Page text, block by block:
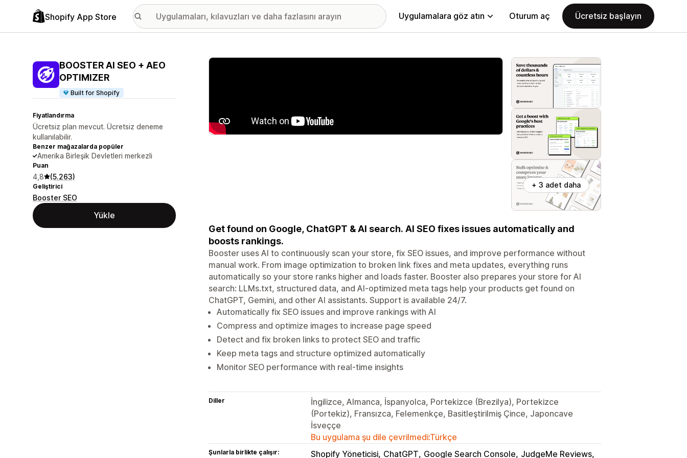
Shopify App Store Uygulamalara göz atın Oturum aç Ücretsiz başlayın
BOOSTER AI SEO + AEO
OPTIMIZER
Built for Shopify
Fiyatlandırma
Ücretsiz plan mevcut. Ücretsiz deneme
kullanılabilir.
Benzer mağazalarda popüler
Amerika Birleşik Devletleri merkezli
Puan
4,8 (5.263)
Geliştirici
Booster SEO
Yükle
Öne çıkan görsel galerisi
+ 3 adet daha
Get found on Google, ChatGPT & AI search. AI SEO fixes issues automatically and
boosts rankings.
Booster uses AI to continuously scan your store, fix SEO issues, and improve performance without
manual work. From image optimization to broken link fixes and meta updates, everything runs
automatically so your store ranks higher and loads faster. Booster also prepares your store for AI
search: LLMs.txt, structured data, and AI-optimized meta tags help your products get found on
ChatGPT, Gemini, and other AI assistants. Support is available 24/7.
Automatically fix SEO issues and improve rankings with AI
Compress and optimize images to increase page speed
Detect and fix broken links to protect SEO and traffic
Keep meta tags and structure optimized automatically
Monitor SEO performance with real-time insights
Diller
İngilizce, Almanca, İspanyolca, Portekizce (Brezilya), Portekizce
(Portekiz), Fransızca, Felemenkçe, Basitleştirilmiş Çince, Japoncave
İsveççe
Bu uygulama şu dile çevrilmedi:Türkçe
Şunlarla birlikte çalışır: Shopify Yöneticisi ChatGPT Google Search Console JudgeMe Reviews